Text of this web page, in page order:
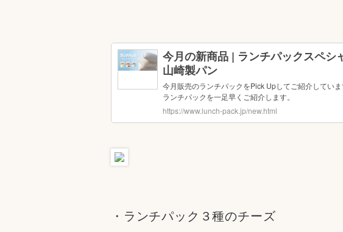
・ランチパック３種のチーズ